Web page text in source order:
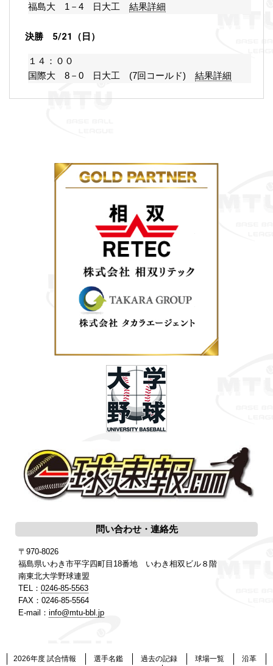
福島大 1－4 日大工 結果詳細
決勝 5/21（日）
１４：００
国際大 8－0 日大工 (7回コールド) 結果詳細
問い合わせ・連絡先
〒970-8026
福島県いわき市平字四町目18番地 いわき相双ビル８階
南東北大学野球連盟
TEL： 0246-85-5563
FAX：0246-85-5564
E-mail： info@mtu-bbl.jp
2026年度 試合情報 選手名鑑 過去の記録 球場一覧 沿革